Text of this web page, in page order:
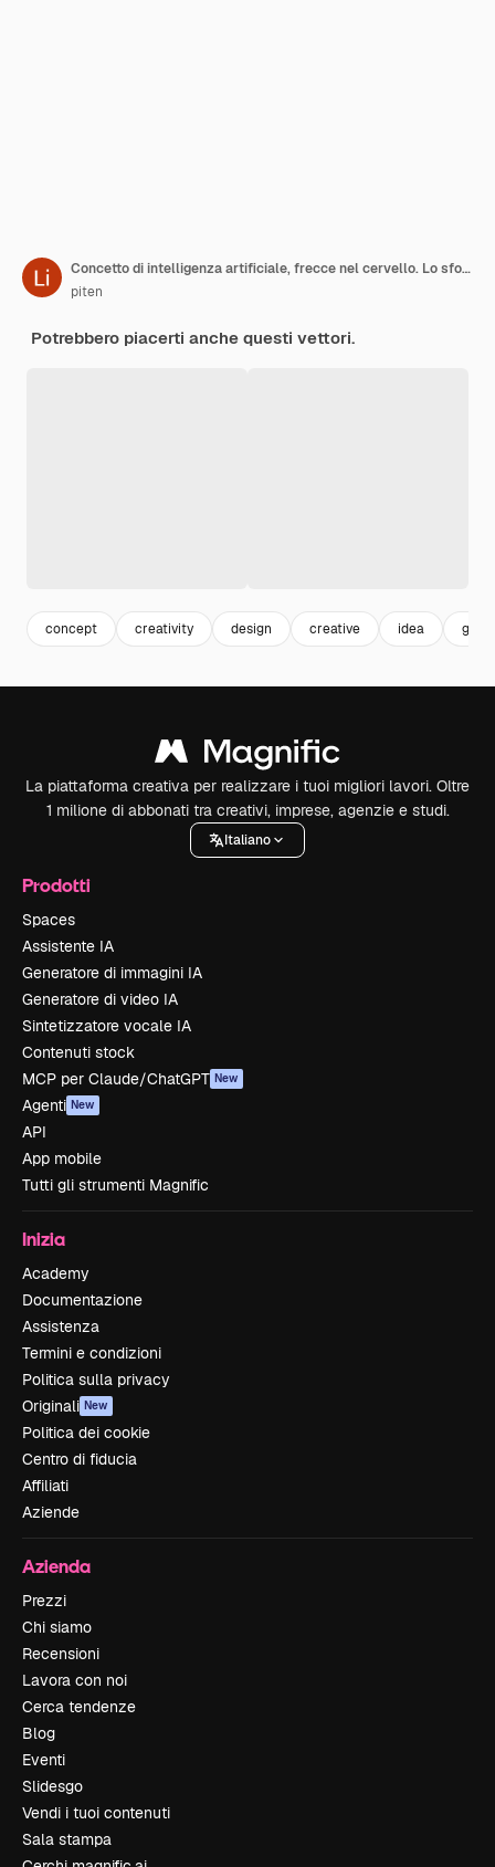
Concetto di intelligenza artificiale, frecce nel cervello. Lo sfondo è verde.
piten
Potrebbero piacerti anche questi vettori.
concept creativity design creative idea
La piattaforma creativa per realizzare i tuoi migliori lavori. Oltre
1 milione di abbonati tra creativi, imprese, agenzie e studi.
Italiano
Prodotti
Spaces
Assistente IA
Generatore di immagini IA
Generatore di video IA
Sintetizzatore vocale IA
Contenuti stock
MCP per Claude/ChatGPT New
Agenti New
API
App mobile
Tutti gli strumenti Magnific
Inizia
Academy
Documentazione
Assistenza
Termini e condizioni
Politica sulla privacy
Originali New
Politica dei cookie
Centro di fiducia
Affiliati
Aziende
Azienda
Prezzi
Chi siamo
Recensioni
Lavora con noi
Cerca tendenze
Blog
Eventi
Slidesgo
Vendi i tuoi contenuti
Sala stampa